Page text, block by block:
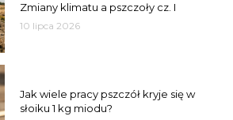
Zmiany klimatu a pszczoły cz. I
10 lipca 2026
Jak wiele pracy pszczół kryje się w
słoiku 1 kg miodu?